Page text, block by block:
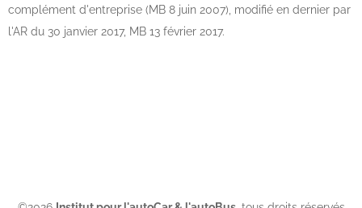
complément d'entreprise (MB 8 juin 2007), modifié en dernier par
l'AR du 30 janvier 2017, MB 13 février 2017.